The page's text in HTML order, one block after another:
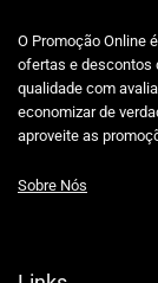
O Promoção Online
ofertas e descontos
qualidade com
economizar de
aproveite as
Sobre Nós